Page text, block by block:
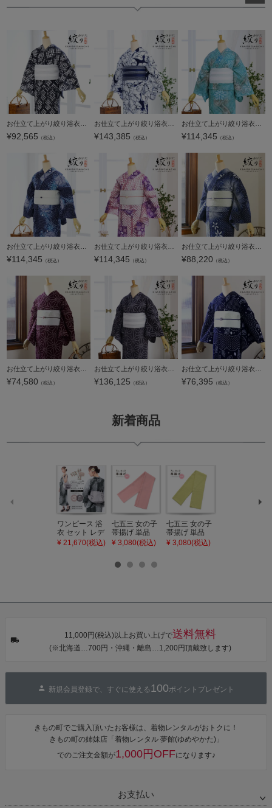
¥92,565 （税込） ¥143,385 （税込） ¥114,345 （税込）
¥114,345 （税込） ¥114,345 （税込） ¥88,220 （税込）
¥74,580 （税込） ¥136,125 （税込） ¥76,395 （税込）
新着商品
ワンピース 浴
衣 セット レデ
ィース 吸水速
タン・夜の葉
カシュクール
ワンピース 簡
単着付け 大人
¥ 21,670(税込)
七五三 女の子
帯揚げ 単品
「灰桃色」日
びあげ 和装 着
【メール便不
¥ 3,080(税込)
七五三 女の子
帯揚げ 単品
「若葉色」日
【メール便不
¥ 3,080(税込)
【メール便不
ペー
ップ
へ
11,000円(税込)以上お買い上げで送料無料
(※北海道…700円・沖縄・離島…1,200円頂戴致します)
新規会員登録で、すぐに使える 100ポイントプレゼント
きもの町でご購入頂いたお客様は、着物レンタルがおトクに！
きもの町の姉妹店「着物レンタル 夢館(ゆめやかた)」
でのご注文金額が1,000円OFFになります♪
お支払い